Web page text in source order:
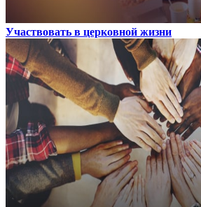
Участвовать в церковной жизни